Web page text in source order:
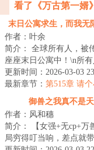
看了《万古第一婿
末日公寓求生，而我无
作者：叶余
简介： 全球所有人，被
座座末日公寓中！\n所
赋，于公寓中艰难求生。
更新时间：2026-03-03
最新章节： 第515章 请
御兽之我真不是
作者：风和穗
简介： 【女强+无cp+万
局穷得叮当响，差点就